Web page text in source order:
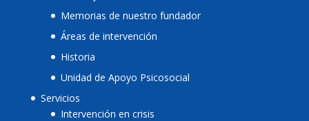
Memorias de nuestro fundador
Áreas de intervención
Historia
Unidad de Apoyo Psicosocial
Servicios
Intervención en crisis